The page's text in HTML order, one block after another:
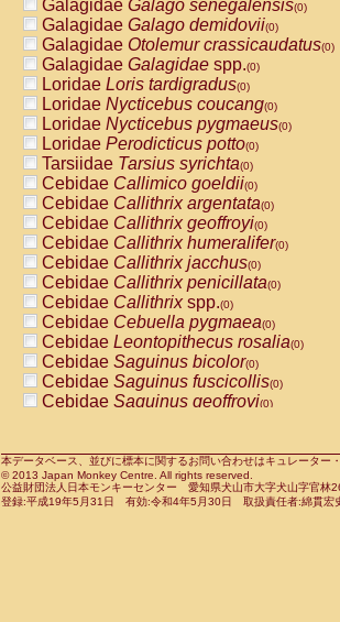
(0)
AtelidaeAteles geoffroyi(0)
AtelidaeAteles paniscus(0)
AtelidaeAtelesspp.(0)
Atelidae Lagothrix lagothricha
AtelidaeLagothrix lagothricha cana
PitheciidaeCacajao calvus
PitheciidaeCallicebus cupreus
PitheciidaeCallicebus donacophilus
PitheciidaeCallicebus moloch
PitheciidaeCallicebus torquatus
PitheciidaeCallicebusspp.(0)
PitheciidaeChiropotes satanas(0)
PitheciidaePithecia monachus
PitheciidaePithecia pithecia(0)
CercopithecidaeCercocebus agilis
CercopithecidaeCercocebus
CercopithecidaeCercocebus
CercopithecidaeCercocebus
CercopithecidaeCercocebus
CercopithecidaeCercocebushybrid
CercopithecidaePapio anubis(0)
CercopithecidaePapio cynocephalus
CercopithecidaePapio hamadryas(0)
Galagidae Galago senegalensis(0)
Galagidae Galago demidovii(0)
Galagidae Otolemur crassicaudatus(0)
Galagidae Galagidae spp.(0)
Loridae Loris tardigradus(0)
Loridae Nycticebus coucang(0)
Loridae Nycticebus pygmaeus(0)
Loridae Perodicticus potto(0)
Tarsiidae Tarsius syrichta(0)
Cebidae Callimico goeldii(0)
Cebidae Callithrix argentata(0)
Cebidae Callithrix geoffroyi(0)
Cebidae Callithrix humeralifer(0)
Cebidae Callithrix jacchus(0)
Cebidae Callithrix penicillata(0)
Cebidae Callithrixspp.(0)
Cebidae Cebuella pygmaea(0)
Cebidae Leontopithecus rosalia(0)
Cebidae Saguinus bicolor(0)
Cebidae Saguinus fuscicollis(0)
Cebidae Saguinus geoffroyi(0)
CebidaeSaguinus leucopus(0)
CebidaeSaguinus midas(0)
Cebidae Saguinus mystax(0)
本データベース、並びに標本に関するお問い合わせはキュレータ
© 2013 Japan Monkey Centre. All rights reserved.
公益財団法人日本モンキーセンター 愛知県犬山市大字犬山字官
登録:平成19年5月31日 有効:令和4年5月30日 取扱責任者:綿貫宏